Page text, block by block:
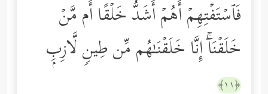
فَٱسۡتَفۡتِهِمۡ أَهُمۡ أَشَدُّ خَلۡقًا أَم مَّنۡ
خَلَقۡنَاۤۚ إِنَّا خَلَقۡنَـٰهُم مِّن طِینࣲ لَّازِبِۭ
﴿١١﴾